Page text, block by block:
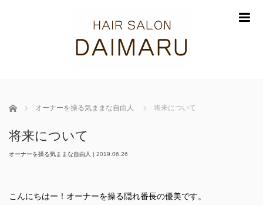
ホーム オーナーを操る気ままな自由人 将来について
将来について
オーナーを操る気ままな自由人 | 2019.06.26
こんにちはー！オーナーを操る隠れ番長の優美です。